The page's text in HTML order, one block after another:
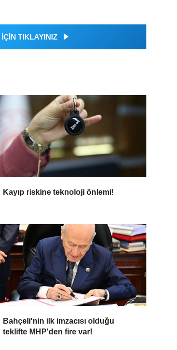
TIKLAYINIZ
Kayıp riskine teknoloji önlemi!
Bahçeli'nin ilk imzacısı olduğu
teklifte MHP'den fire var!